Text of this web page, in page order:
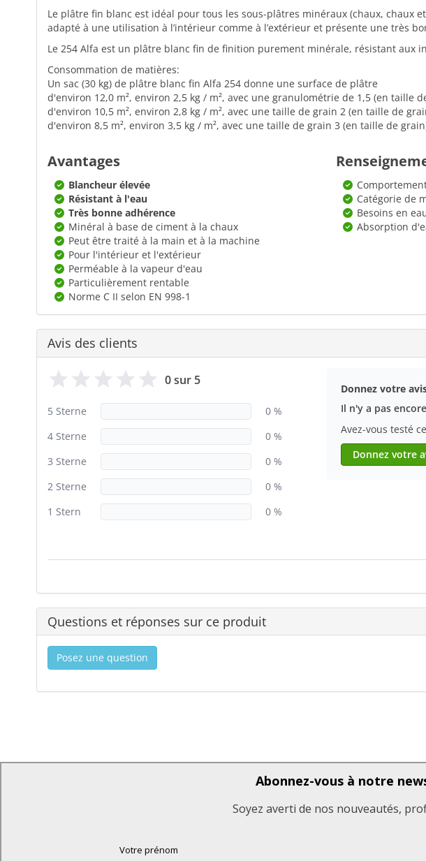
Le plâtre fin blanc est idéal pour tous les sous-plâtres minéraux (chaux,
adapté à une utilisation à l’intérieur comme à l’extérieur et présente une très
Le 254 Alfa est un plâtre blanc fin de finition purement minérale, résistant aux
Consommation de matières:
Un sac (30 kg) de plâtre blanc fin Alfa 254 donne une surface de plâtre
d'environ 12,0 m², environ 2,5 kg / m², avec une granulométrie de 1,5 (en taille
d'environ 10,5 m², environ 2,8 kg / m², avec une taille de grain 2 (en taille de
d'environ 8,5 m², environ 3,5 kg / m², avec une taille de grain 3 (en taille de
Avantages
Blancheur élevée
Résistant à l'eau
Très bonne adhérence
Minéral à base de ciment à la chaux
Peut être traité à la main et à la machine
Pour l'intérieur et l'extérieur
Perméable à la vapeur d'eau
Particulièrement rentable
Norme C II selon EN 998-1
Catégorie de
Besoins en
Absorption
Avis des clients
0 sur 5
5 Sterne
0 %
4 Sterne
0 %
3 Sterne
0 %
2 Sterne
0 %
1 Stern
0 %
Donnez votre
Il n'y a pas
Avez-vous testé
Donnez votre
Questions et réponses sur ce produit
Posez une question